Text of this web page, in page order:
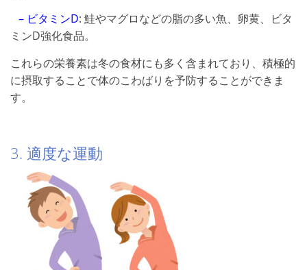
– ビタミンD: 鮭やマグロなどの脂の多い魚、卵黄、ビタ
ミンD強化食品。
これらの栄養素は冬の食材にも多く含まれており、積極的
に摂取することで体のこわばりを予防することができま
す。
3. 適度な運動